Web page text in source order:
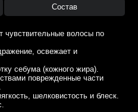
Состав
чувствительные волосы по
освежает и
себума (кожного жира).
поврежденные части
шелковистость и блеск.